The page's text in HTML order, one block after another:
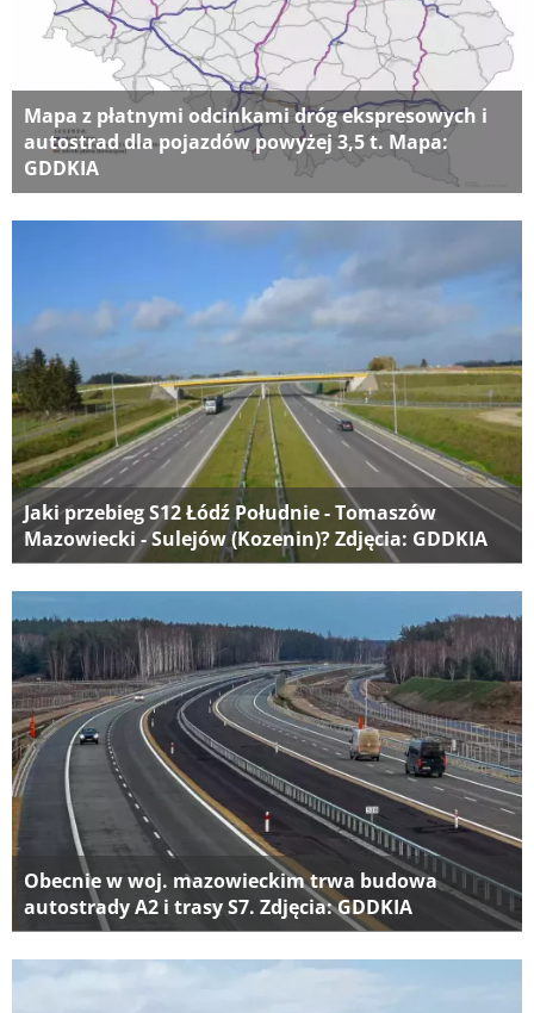
Mapa z płatnymi odcinkami dróg ekspresowych i
autostrad dla pojazdów powyżej 3,5 t. Mapa:
GDDKIA
Jaki przebieg S12 Łódź Południe - Tomaszów
Mazowiecki - Sulejów (Kozenin)? Zdjęcia: GDDKIA
Obecnie w woj. mazowieckim trwa budowa
autostrady A2 i trasy S7. Zdjęcia: GDDKIA